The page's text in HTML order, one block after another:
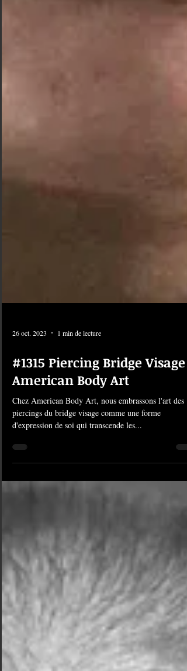
26 oct. 2023 1 min de lecture
#1315 Piercing Bridge Visage |
American Body Art
piercings du bridge visage comme une forme
d'expression de soi qui transcende les...